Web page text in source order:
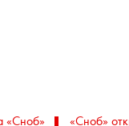
«Сноб»
«Сноб»